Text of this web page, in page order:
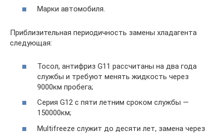
Марки автомобиля.
Приблизительная периодичность замены хладагента
следующая:
Тосол, антифриз G11 рассчитаны на два года
службы и требуют менять жидкость через
9000км пробега;
Серия G12 с пяти летним сроком службы —
150000км;
Multifreeze служит до десяти лет, замена через